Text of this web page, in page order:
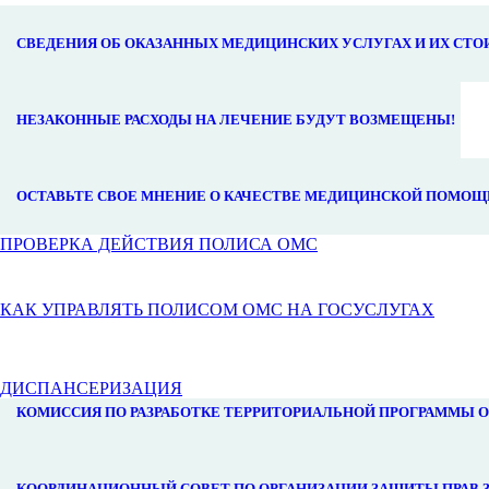
СВЕДЕНИЯ ОБ ОКАЗАННЫХ МЕДИЦИНСКИХ УСЛУГАХ И ИХ
НЕЗАКОННЫЕ РАСХОДЫ НА ЛЕЧЕНИЕ БУДУТ ВОЗМЕЩЕНЫ!
ОСТАВЬТЕ СВОЕ МНЕНИЕ О КАЧЕСТВЕ МЕДИЦИНСКОЙ
ПРОВЕРКА ДЕЙСТВИЯ ПОЛИСА ОМС
КАК УПРАВЛЯТЬ ПОЛИСОМ ОМС НА ГОСУСЛУГАХ
ДИСПАНСЕРИЗАЦИЯ
КОМИССИЯ ПО РАЗРАБОТКЕ ТЕРРИТОРИАЛЬНОЙ ПРОГРАММЫ